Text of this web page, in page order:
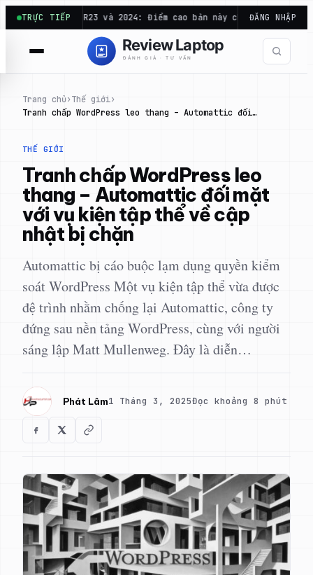
Chuyển
đến
phần
TRỰC TIẾP
R23 và 2024: Điểm cao bản này chưa chắc mạnh…ĐĂNG NHẬP
Trang chủ›Thế giới›
Tranh chấp WordPress leo thang – Automattic đối…
THẾ GIỚI
Tranh chấp WordPress leo
thang – Automattic đối mặt
với vụ kiện tập thể về cập
nhật bị chặn
Automattic bị cáo buộc lạm dụng quyền kiểm
soát WordPress Một vụ kiện tập thể vừa được
đệ trình nhằm chống lại Automattic, công ty
đứng sau nền tảng WordPress, cùng với người
sáng lập Matt Mullenweg. Đây là diễn…
Phát Lâm1 Tháng 3, 2025Đọc khoảng 8 phút